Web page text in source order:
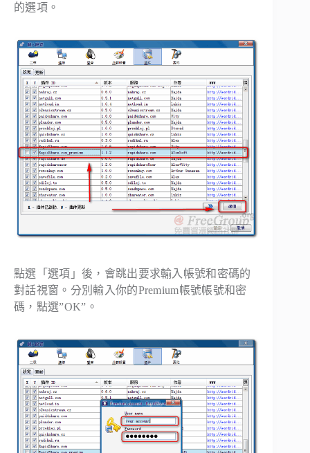
的選項。
點選「選項」後，會跳出要求輸入帳號和密碼的
對話視窗。分別輸入你的Premium帳號帳號和密
碼，點選”OK”。